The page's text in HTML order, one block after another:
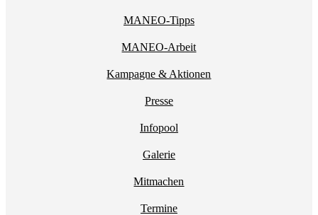
MANEO-Tipps
MANEO-Arbeit
Kampagne & Aktionen
Presse
Infopool
Galerie
Mitmachen
Termine